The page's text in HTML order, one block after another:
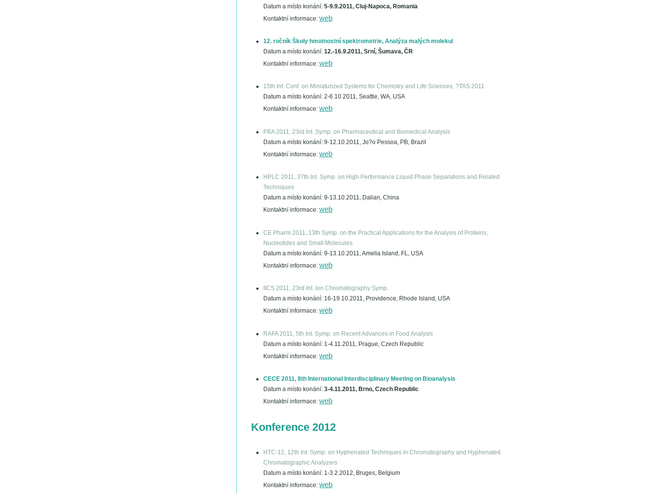
Datum a místo konání: 5-9.9.2011, Cluj-Napoca, Romania
Kontaktní informace: web
12. ročník Školy hmotnostní spektrometrie, Analýza malých molekul
Datum a místo konání: 12.-16.9.2011, Srní, Šumava, ČR
Kontaktní informace: web
15th Int. Conf. on Miniaturized Systems for Chemistry and Life Sciences, ?TAS 2011
Datum a místo konání: 2-6.10.2011, Seattle, WA, USA
Kontaktní informace: web
PBA 2011, 23rd Int. Symp. on Pharmaceutical and Biomedical Analysis
Datum a místo konání: 9-12.10.2011, Jo?o Pessoa, PB, Brazil
Kontaktní informace: web
HPLC 2011, 37th Int. Symp. on High Performance Liquid Phase Separations and Related
Techniques
Datum a místo konání: 9-13.10.2011, Dalian, China
Kontaktní informace: web
CE Pharm 2011, 13th Symp. on the Practical Applications for the Analysis of Proteins,
Nucleotides and Small Molecules
Datum a místo konání: 9-13.10.2011, Amelia Island, FL, USA
Kontaktní informace: web
IICS 2011, 23rd Int. Ion Chromatography Symp.
Datum a místo konání: 16-19.10.2011, Providence, Rhode Island, USA
Kontaktní informace: web
RAFA 2011, 5th Int. Symp. on Recent Advances in Food Analysis
Datum a místo konání: 1-4.11.2011, Prague, Czech Republic
Kontaktní informace: web
CECE 2011, 8th International Interdisciplinary Meeting on Bioanalysis
Datum a místo konání: 3-4.11.2011, Brno, Czech Republic
Kontaktní informace: web
Konference 2012
HTC-12, 12th Int. Symp. on Hyphenated Techniques in Chromatography and Hyphenated
Chromatographic Analyzers
Datum a místo konání: 1-3.2.2012, Bruges, Belgium
Kontaktní informace: web